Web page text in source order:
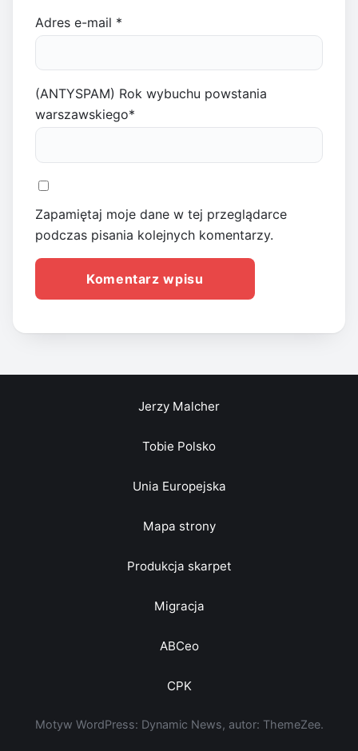
Adres e-mail *
(ANTYSPAM) Rok wybuchu powstania
warszawskiego*
Zapamiętaj moje dane w tej przeglądarce
podczas pisania kolejnych komentarzy.
Jerzy Malcher
Tobie Polsko
Unia Europejska
Mapa strony
Produkcja skarpet
Migracja
ABCeo
CPK
Motyw WordPress: Dynamic News, autor: ThemeZee.